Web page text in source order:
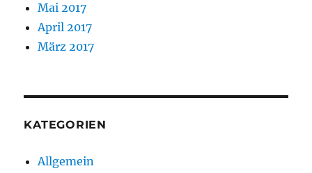
Mai 2017
April 2017
März 2017
KATEGORIEN
Allgemein